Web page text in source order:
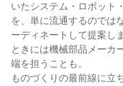
いたシステム・ロボット
を、単に流通するのでは
ーディネートして提案し
ときには機械部品メーカ
端を担うことも。
ものづくりの最前線に立